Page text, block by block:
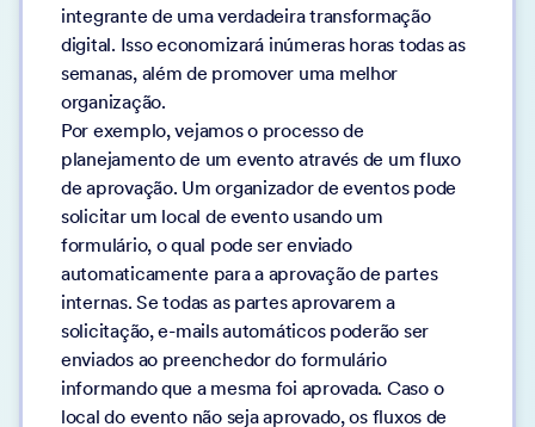
integrante de uma verdadeira transformação
digital. Isso economizará inúmeras horas todas as
semanas, além de promover uma melhor
organização.
Por exemplo, vejamos o processo de
planejamento de um evento através de um fluxo
de aprovação. Um organizador de eventos pode
solicitar um local de evento usando um
formulário, o qual pode ser enviado
automaticamente para a aprovação de partes
internas. Se todas as partes aprovarem a
solicitação, e-mails automáticos poderão ser
enviados ao preenchedor do formulário
informando que a mesma foi aprovada. Caso o
local do evento não seja aprovado, os fluxos de